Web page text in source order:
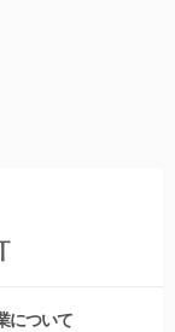
について